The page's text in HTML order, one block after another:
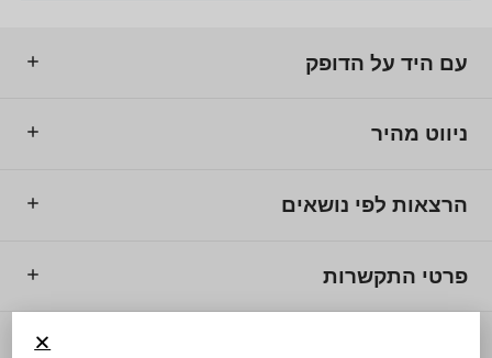
עם היד על הדופק
ניווט מהיר
הרצאות לפי נושאים
פרטי התקשרות